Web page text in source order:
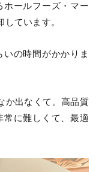
ホールフーズ・マー
ています。
の時間がかかりま
か出なくて。高品質
常に難しくて、最適